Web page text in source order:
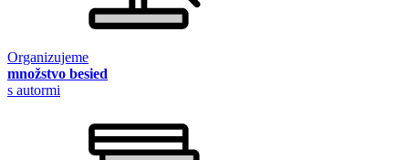
Organizujeme
množstvo besied
s autormi